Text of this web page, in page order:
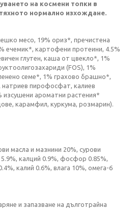
на космени топки в
нормално изхождане.
месо, 19% ориз*, пречистена
ечемик*, картофени протеини, 4.5%
глутен, каша от цвекло*, 1%
(FOS), 1%
семе*, 1% грахово брашно*,
натриев пирофосфат, калиев
изсушени ароматни растения*
карамфил, куркума, розмарин).
масла и мазнини 20%, сурови
5.9%, калций 0.9%, фосфор 0.85%,
калий 0.6%, влага 10%, омега-6
и запазване на дълготрайна